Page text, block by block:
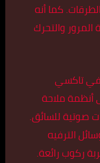
كما أنه
والتحرك
في تاكسي
أنظمة ملاحة
صوتية للسائق.
الترفيه
ركوب رائعة.